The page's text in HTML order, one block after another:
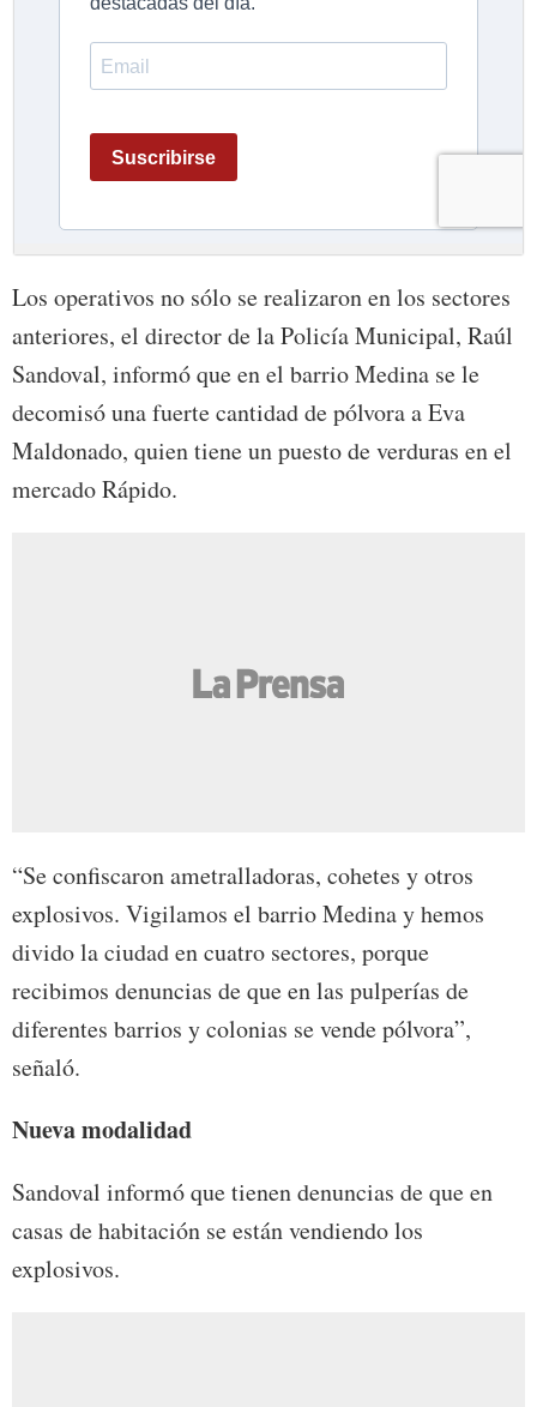
Los operativos no sólo se realizaron en los sectores
anteriores, el director de la Policía Municipal, Raúl
Sandoval, informó que en el barrio Medina se le
decomisó una fuerte cantidad de pólvora a Eva
Maldonado, quien tiene un puesto de verduras en el
mercado Rápido.
“Se confiscaron ametralladoras, cohetes y otros
explosivos. Vigilamos el barrio Medina y hemos
divido la ciudad en cuatro sectores, porque
recibimos denuncias de que en las pulperías de
diferentes barrios y colonias se vende pólvora”,
señaló.
Nueva modalidad
Sandoval informó que tienen denuncias de que en
casas de habitación se están vendiendo los
explosivos.